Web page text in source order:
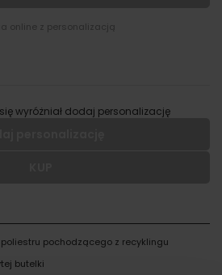
pochodzącego z recyklingu
butelki
online z personalizacją
wyróżniał dodaj personalizację